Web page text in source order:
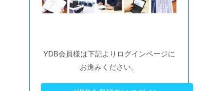
YDB会員様は下記よりログインページに
お進みください。